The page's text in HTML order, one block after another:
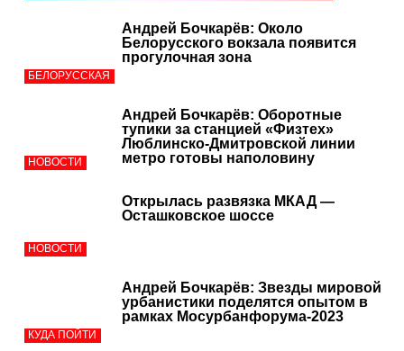
БЕЛОРУССКАЯ
Андрей Бочкарёв: Около
Белорусского вокзала появится
прогулочная зона
НОВОСТИ
Андрей Бочкарёв: Оборотные
тупики за станцией «Физтех»
Люблинско-Дмитровской линии
метро готовы наполовину
НОВОСТИ
Открылась развязка МКАД —
Осташковское шоссе
КУДА ПОЙТИ
Андрей Бочкарёв: Звезды мировой
урбанистики поделятся опытом в
рамках Мосурбанфорума-2023